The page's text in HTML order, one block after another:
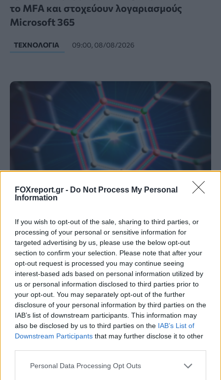
FOXreport.gr - Do Not Process My Personal
Information
If you wish to opt-out of the sale, sharing to third parties, or
processing of your personal or sensitive information for
targeted advertising by us, please use the below opt-out
section to confirm your selection. Please note that after your
opt-out request is processed you may continue seeing
interest-based ads based on personal information utilized by
us or personal information disclosed to third parties prior to
your opt-out. You may separately opt-out of the further
disclosure of your personal information by third parties on the
IAB’s list of downstream participants. This information may
also be disclosed by us to third parties on the IAB’s List of
Downstream Participants that may further disclose it to other
Personal Data Processing Opt Outs
το MFA και στοχεύουν λογαριασμούς
Microsoft 365
ΤΕΧΝΟΛΟΓΊΑ 09:00, 08/08/2026
Νέοι υπέρλεπτοι υπεραγωγοί ανοίγουν τον
δρόμο για μικρότερες και αποδοτικότερες
κβαντικές συσκευές
ΕΠΙΣΤΉΜΗ 22:00, 07/08/2026